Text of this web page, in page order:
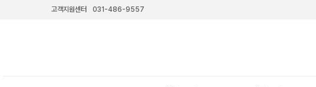
고객지원센터 031-486-9557